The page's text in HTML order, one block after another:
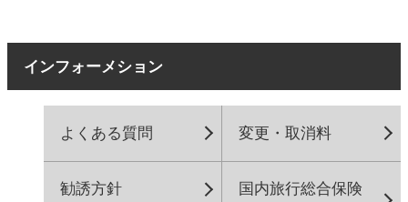
インフォーメション
よくある質問 変更・取消料
勧誘方針
国内旅行総合保険